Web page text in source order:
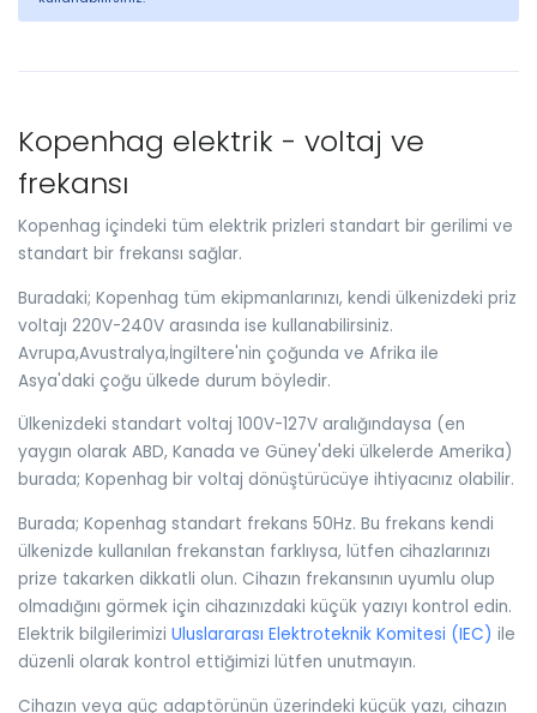
Kopenhag elektrik - voltaj ve
frekansı
Kopenhag içindeki tüm elektrik prizleri standart bir gerilimi ve
standart bir frekansı sağlar.
Buradaki; Kopenhag tüm ekipmanlarınızı, kendi ülkenizdeki priz
voltajı 220V-240V arasında ise kullanabilirsiniz.
Avrupa,Avustralya,İngiltere'nin çoğunda ve Afrika ile
Asya'daki çoğu ülkede durum böyledir.
Ülkenizdeki standart voltaj 100V-127V aralığındaysa (en
yaygın olarak ABD, Kanada ve Güney'deki ülkelerde Amerika)
burada; Kopenhag bir voltaj dönüştürücüye ihtiyacınız olabilir.
Burada; Kopenhag standart frekans 50Hz. Bu frekans kendi
ülkenizde kullanılan frekanstan farklıysa, lütfen cihazlarınızı
prize takarken dikkatli olun. Cihazın frekansının uyumlu olup
olmadığını görmek için cihazınızdaki küçük yazıyı kontrol edin.
Elektrik bilgilerimizi Uluslararası Elektroteknik Komitesi (IEC) ile
düzenli olarak kontrol ettiğimizi lütfen unutmayın.
Cihazın veya güç adaptörünün üzerindeki küçük yazı, cihazın